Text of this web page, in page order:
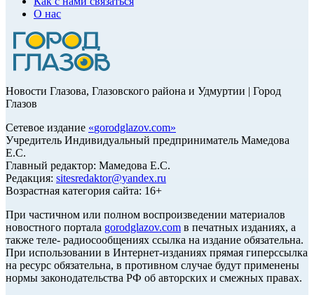
О нас
Новости Глазова, Глазовского района и Удмуртии | Город
Глазов
Сетевое издание «gorodglazov.com»
Учредитель Индивидуальный предприниматель Мамедова
Е.С.
Главный редактор: Мамедова Е.С.
Редакция: sitesredaktor@yandex.ru
Возрастная категория сайта: 16+
При частичном или полном воспроизведении материалов
новостного портала gorodglazov.com в печатных изданиях, а
также теле- радиосообщениях ссылка на издание обязательна.
При использовании в Интернет-изданиях прямая гиперссылка
на ресурс обязательна, в противном случае будут применены
нормы законодательства РФ об авторских и смежных правах.